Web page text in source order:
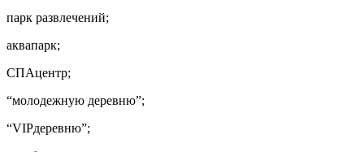
парк развлечений;
аквапарк;
СПАцентр;
“молодежную деревню”;
“VIPдеревню”;